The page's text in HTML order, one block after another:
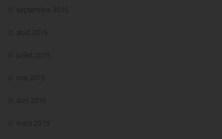
septembre 2015
août 2015
juillet 2015
mai 2015
avril 2015
mars 2015